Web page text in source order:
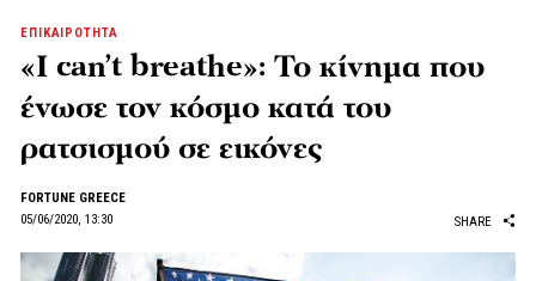
ΕΠΙΚΑΙΡΟΤΗΤΑ
«I can’t breathe»: Το κίνημα που
ένωσε τον κόσμο κατά του
ρατσισμού σε εικόνες
FORTUNE GREECE
05/06/2020, 13:30
SHARE